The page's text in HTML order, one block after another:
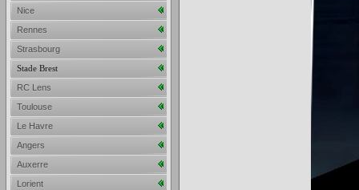
Nice
Rennes
Strasbourg
Stade Brest
RC Lens
Toulouse
Le Havre
Angers
Auxerre
Lorient